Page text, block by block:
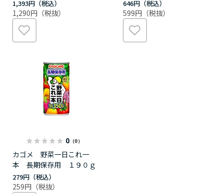
1,393円
1,290円
646円
599円
0 （0）
カゴメ 野菜一日これ一
本 長期保存用 １９０ｇ
279円
259円